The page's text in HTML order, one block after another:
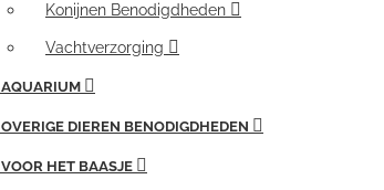
Konijnen Benodigdheden
Vachtverzorging
AQUARIUM
OVERIGE DIEREN BENODIGDHEDEN
VOOR HET BAASJE